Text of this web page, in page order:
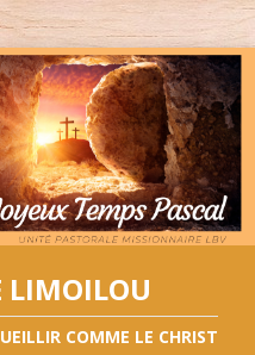
LIMOILOU
COMME LE CHRIST